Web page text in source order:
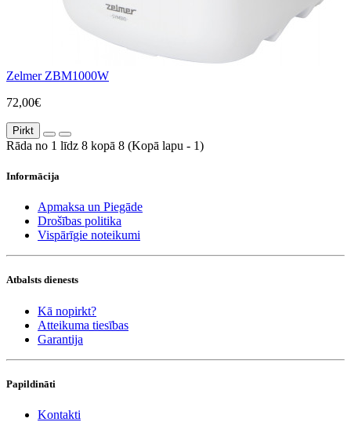
Zelmer ZBM1000W
72,00€
Pirkt
Rāda no 1 līdz 8 kopā 8 (Kopā lapu - 1)
Informācija
Apmaksa un Piegāde
Drošības politika
Vispārīgie noteikumi
Atbalsts dienests
Kā nopirkt?
Atteikuma tiesības
Garantija
Papildināti
Kontakti